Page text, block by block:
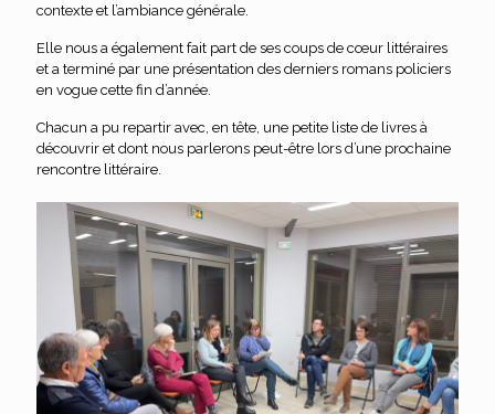
contexte et l’ambiance générale.
Elle nous a également fait part de ses coups de cœur littéraires
et a terminé par une présentation des derniers romans policiers
en vogue cette fin d’année.
Chacun a pu repartir avec, en tête, une petite liste de livres à
découvrir et dont nous parlerons peut-être lors d’une prochaine
rencontre littéraire.